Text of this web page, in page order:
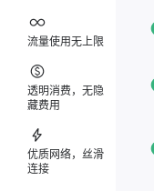
流量使用无上限
透明消费，无隐
藏费用
优质网络，丝滑
连接